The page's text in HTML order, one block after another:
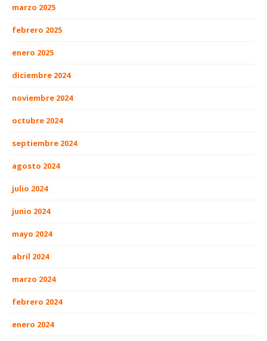
marzo 2025
febrero 2025
enero 2025
diciembre 2024
noviembre 2024
octubre 2024
septiembre 2024
agosto 2024
julio 2024
junio 2024
mayo 2024
abril 2024
marzo 2024
febrero 2024
enero 2024